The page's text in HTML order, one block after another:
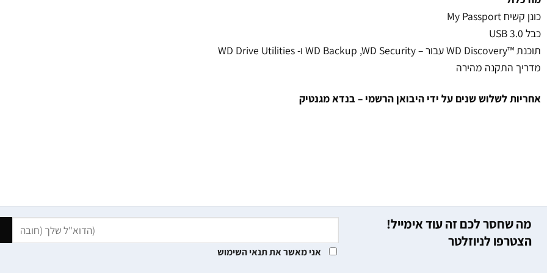
כונן קשיח My Passport
כבל USB 3.0
תוכנת ™WD Discovery עבור – WD Backup ,WD Security ו- WD Drive Utilities
מדריך התקנה מהירה
אחריות לשלוש שנים על ידי היבואן הרשמי – בנדא מגנטיק
מה שחסר לכם זה עוד אימייל!
הצטרפו לניוזלטר
אני מאשר את תנאי השימוש